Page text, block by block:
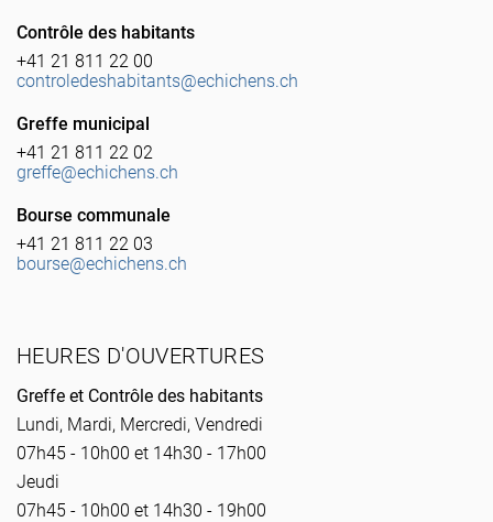
Contrôle des habitants
+41 21 811 22 00
controledeshabitants@echichens.ch
Greffe municipal
+41 21 811 22 02
greffe@echichens.ch
Bourse communale
+41 21 811 22 03
bourse@echichens.ch
HEURES D'OUVERTURES
Greffe et Contrôle des habitants
Lundi, Mardi, Mercredi, Vendredi
07h45 - 10h00 et 14h30 - 17h00
Jeudi
07h45 - 10h00 et 14h30 - 19h00